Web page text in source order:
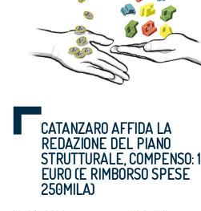
CATANZARO AFFIDA LA
REDAZIONE DEL PIANO
STRUTTURALE, COMPENSO: 1
EURO (E RIMBORSO SPESE
250MILA)